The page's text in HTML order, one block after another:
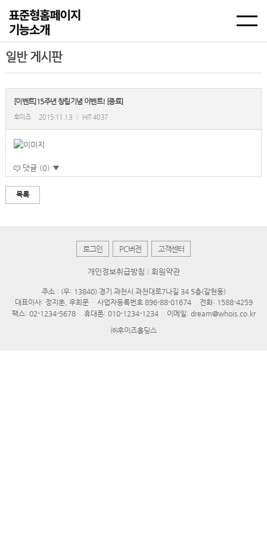
일반 게시판
[이벤트]15주년 창립기념 이벤트! [종료]
후이즈 2015.11.13 HIT 4037
댓글 (0) ▼
목록
로그인 PC버전 고객센터
개인정보취급방침 회원약관
주소 : (우: 13840) 경기 과천시 과천대로7나길 34 5층(갈현동)
대표이사: 정지훈, 우희문
사업자등록번호 896-88-01674
전화: 1588-4259
팩스: 02-1234-5678
휴대폰: 010-1234-1234
이메일: dream@whois.co.kr
㈜후이즈홀딩스